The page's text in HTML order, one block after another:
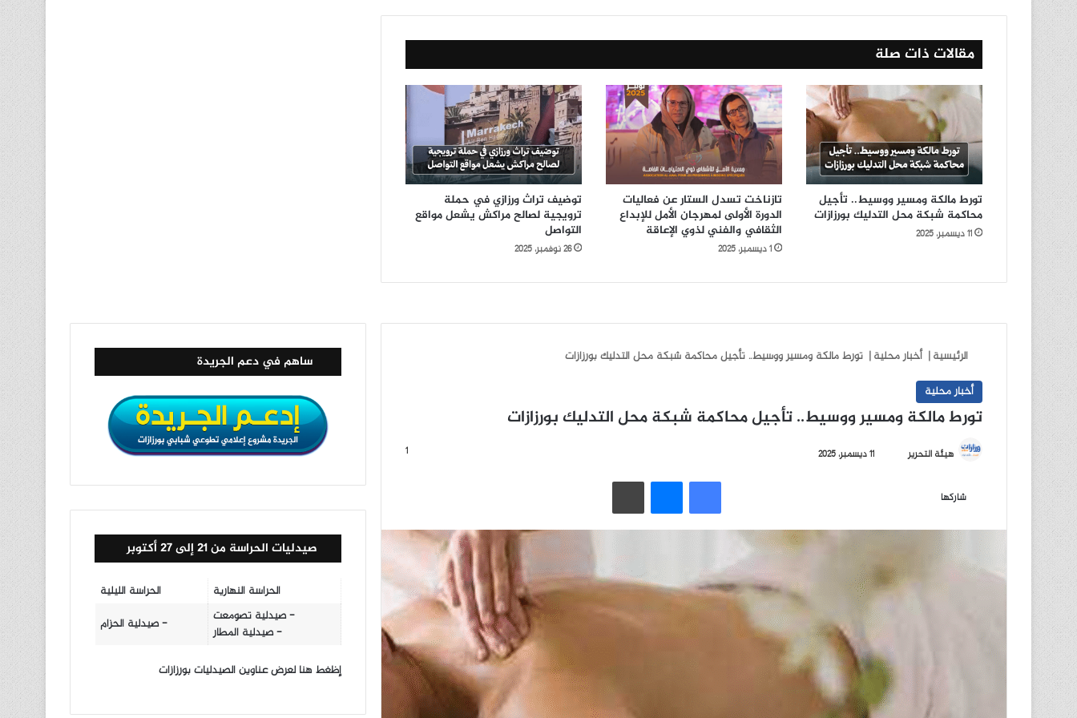
مقالات ذات صلة
تورط مالكة ومسير ووسيط.. تأجيل
محاكمة شبكة محل التدليك بورزازات
11 ديسمبر، 2025
تازناخت تسدل الستار عن فعاليات
الدورة الأولى لمهرجان الأمل للإبداع
الثقافي والفني لذوي الإعاقة
1 ديسمبر، 2025
توضيف تراث ورزازي في حملة
ترويجية لصالح مراكش يشعل مواقع
التواصل
26 نوفمبر، 2025